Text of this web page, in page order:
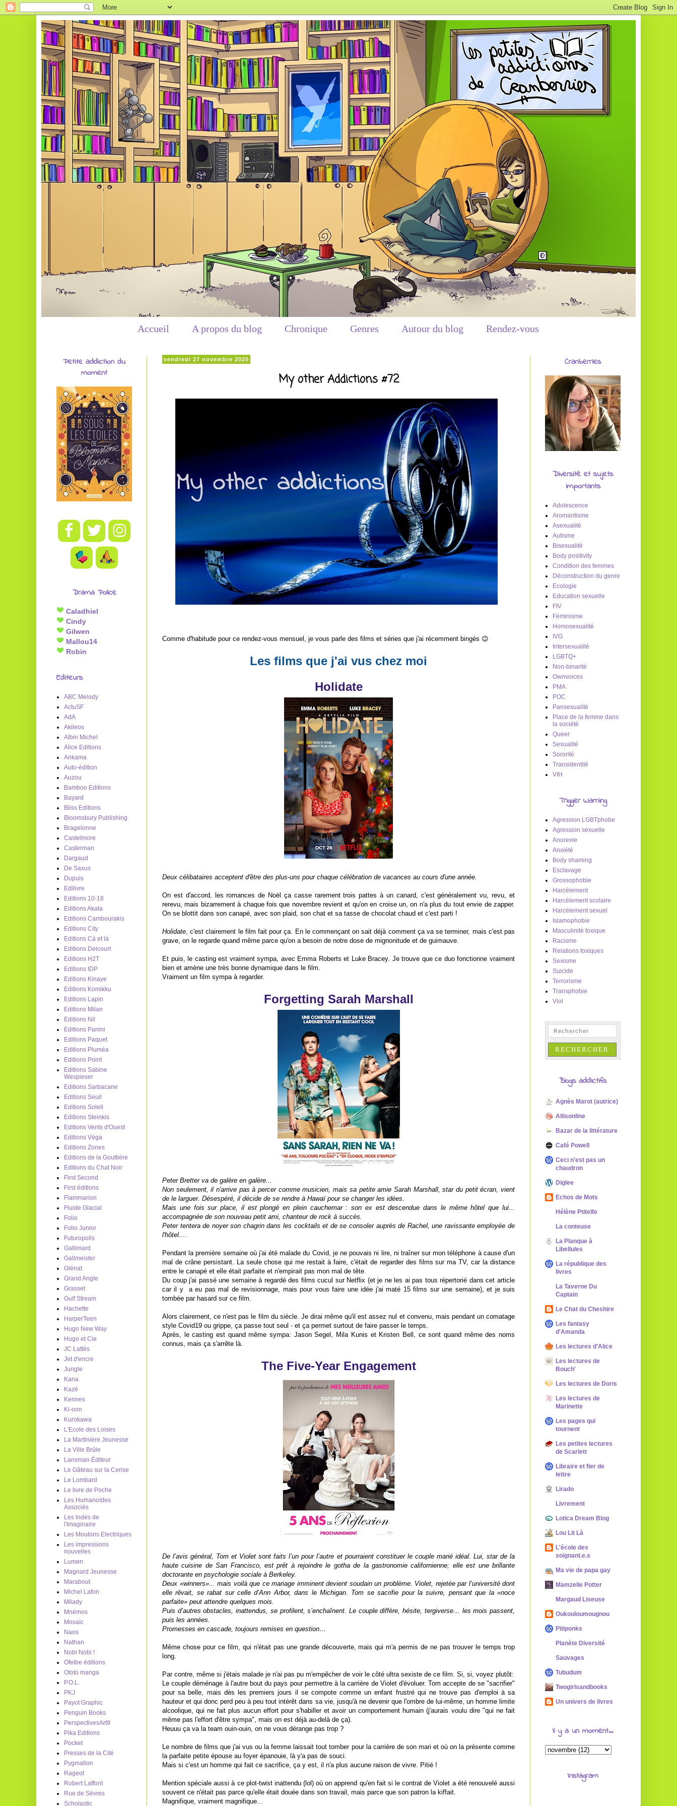
Accueil A propos du blog Chronique Genres Autour du blog Rendez-vous
vendredi 27 novembre 2020
My other Addictions #72
Comme d'habitude pour ce rendez-vous mensuel, je vous parle des films et séries que j'ai récemment bingés 😉
Les films que j'ai vus chez moi
Holidate
Deux célibataires acceptent d'être des plus-uns pour chaque célébration de vacances au cours d'une année.
On est d'accord, les romances de Noël ça casse rarement trois pattes à un canard, c'est généralement vu, revu, et
rerevu, mais bizarrement à chaque fois que novembre revient et qu'on en croise un, on n'a plus du tout envie de zapper.
On se blottit dans son canapé, avec son plaid, son chat et sa tasse de chocolat chaud et c'est parti !
Holidate , c'est clairement le film fait pour ça. En le commençant on sait déjà comment ça va se terminer, mais c'est pas
grave, on le regarde quand même parce qu'on a besoin de notre dose de mignonitude et de guimauve.
Et puis, le casting est vraiment sympa, avec Emma Roberts et Luke Bracey. Je trouve que ce duo fonctionne vraiment
bien et amène une très bonne dynamique dans le film.
Vraiment un film sympa à regarder.
Forgetting Sarah Marshall
Peter Bretter va de galère en galère...
Non seulement, il n'arrive pas à percer comme musicien, mais sa petite amie Sarah Marshall, star du petit écran, vient
de le larguer. Désespéré, il décide de se rendre à Hawaï pour se changer les idées.
Mais une fois sur place, il est plongé en plein cauchemar : son ex est descendue dans le même hôtel que lui...
accompagnée de son nouveau petit ami, chanteur de rock à succès.
Peter tentera de noyer son chagrin dans les cocktails et de se consoler auprès de Rachel, une ravissante employée de
l'hôtel....
Pendant la première semaine où j'ai été malade du Covid, je ne pouvais ni lire, ni traîner sur mon téléphone à cause d'un
mal de crâne persistant. La seule chose qui me restait à faire, c'était de regarder des films sur ma TV, car la distance
entre le canapé et elle était parfaite et n'empirait pas mon mal de tête.
Du coup j'ai passé une semaine à regardé des films cucul sur Netflix (et je ne les ai pas tous répertorié dans cet article
car il y a eu pas mal de revisionnage, mais pour vous faire une idée j'ai maté 15 films sur une semaine), et je suis
tombée par hasard sur ce film.
Alors clairement, ce n'est pas le film du siècle. Je dirai même qu'il est assez nul et convenu, mais pendant un comatage
style Covid19 ou grippe, ça passe tout seul - et ça permet surtout de faire passer le temps.
Après, le casting est quand même sympa: Jason Segel, Mila Kunis et Kristen Bell, ce sont quand même des noms
connus, mais ça s'arrête là.
The Five-Year Engagement
De l’avis général, Tom et Violet sont faits l’un pour l’autre et pourraient constituer le couple marié idéal. Lui, star de la
haute cuisine de San Francisco, est prêt à rejoindre le gotha de la gastronomie californienne; elle est une brillante
doctorante en psychologie sociale à Berkeley.
Deux «winners»... mais voilà que ce mariage imminent devient soudain un problème. Violet, rejetée par l’université dont
elle rêvait, se rabat sur celle d’Ann Arbor, dans le Michigan. Tom se sacrifie pour la suivre, pensant que la «noce
parfaite» peut attendre quelques mois.
Puis d’autres obstacles, inattendus, se profilent, s’enchaînent. Le couple diffère, hésite, tergiverse… les mois passent,
puis les années.
Promesses en cascade, toujours remises en question…
Même chose pour ce film, qui n'était pas une grande découverte, mais qui m'a permis de ne pas trouver le temps trop
long.
Par contre, même si j'étais malade je n'ai pas pu m'empêcher de voir le côté ultra sexiste de ce film. Si, si, voyez plutôt:
Le couple déménage à l'autre bout du pays pour permettre à la carrière de Violet d'évoluer. Tom accepte de se "sacrifier"
pour sa belle, mais dès les premiers jours il se compote comme un enfant frustré qui ne trouve pas d'emploi à sa
hauteur et qui donc perd peu à peu tout intérêt dans sa vie, jusqu'à ne devenir que l'ombre de lui-même, un homme limite
alcoolique, qui ne fait plus aucun effort pour s'habiller et avoir un comportement humain (j'aurais voulu dire "qui ne fait
même pas l'effort d'être sympa", mais on est déjà au-delà de ça).
Heuuu ça va la team ouin-ouin, on ne vous dérange pas trop ?
Le nombre de films que j'ai vus ou la femme laissait tout tomber pour la carrière de son mari et où on la présente comme
la parfaite petite épouse au foyer épanouie, là y'a pas de souci.
Mais si c'est un homme qui fait ce sacrifice, ça y est, il n'a plus aucune raison de vivre. Pitié !
Mention spéciale aussi à ce plot-twist inattendu (lol) où on apprend qu'en fait si le contrat de Violet a été renouvelé aussi
souvent ce n'était pas parce qu'elle était douée dans son travail, mais parce que son patron la kiffait.
Magnifique, vraiment magnifique...
Petite addiction du
moment
Drama Police
Caladhiel
Cindy
Gilwen
Mallou14
Robin
Editeurs
ABC Melody
ActuSF
AdA
Akileos
Albin Michel
Alice Editions
Ankama
Auto-édition
Auzou
Bamboo Editions
Bayard
Bliss Editions
Bloomsbury Publishing
Bragelonne
Castelmore
Casterman
Dargaud
De Saxus
Dupuis
Edilivre
Editions 10-18
Editions Akata
Editions Cambourakis
Editions City
Editions Cà et là
Editions Delcourt
Editions H2T
Editions IDP
Editions Kinaye
Editions Komikku
Editions Lapin
Editions Milan
Editions Nil
Editions Panini
Editions Paquet
Editions Pluméa
Editions Point
Editions Sabine
Wespieser
Editions Sarbacane
Editions Seuil
Editions Soleil
Editions Steinkis
Editions Vents d'Ouest
Editions Véga
Editions Zones
Editions de la Gouttière
Editions du Chat Noir
First Second
First éditions
Flammarion
Fluide Glacial
Folio
Folio Junior
Futuropolis
Gallimard
Gallmeister
Glénat
Grand Angle
Grasset
Gulf Stream
Hachette
HarperTeen
Hugo New Way
Hugo et Cie
JC Lattès
Jet d'encre
Jungle
Kana
Kazé
Kennes
Ki-oon
Kurokawa
L'Ecole des Loisirs
La Martinière Jeunesse
La Ville Brûle
Lansman Éditeur
Le Gâteau sur la Cerise
Le Lombard
Le livre de Poche
Les Humanoïdes
Associés
Les Indés de
l'Imaginaire
Les Moutons Electriques
Les impressions
nouvelles
Lumen
Magnard Jeunesse
Marabout
Michel Lafon
Milady
Mnémos
Mosaïc
Naos
Nathan
Nobi Nobi !
Ofelbe éditions
Ototo manga
P.O.L.
PKJ
Payot Graphic
Penguin Books
PerspectivesArt9
Pika Editions
Pocket
Presses de la Cité
Pygmalion
Rageot
Robert Laffont
Rue de Sèvres
Scholastic
Cranberries
Diversité et sujets
importants
Adolescence
Aromantisme
Asexualité
Autisme
Bisexualité
Body positivity
Condition des femmes
Déconstruction du genre
Ecologie
Education sexuelle
FIV
Féminisme
Homosexualité
IVG
Intersexualité
LGBTQ+
Non-binarité
Ownvoices
PMA
POC
Pansexualité
Place de la femme dans
la société
Queer
Sexualité
Sororité
Transidentité
VIH
Trigger Warning
Agression LGBTphobe
Agression sexuelle
Anorexie
Anxiété
Body shaming
Esclavage
Grossophobie
Harcèlement
Harcèlement scolaire
Harcèlement sexuel
Islamophobie
Masculinité toxique
Racisme
Relations toxiques
Sexisme
Suicide
Terrorisme
Transphobie
Viol
Blogs addictifs
Agnès Marot (autrice)
Allisonline
Bazar de la littérature
Café Powell
Ceci n'est pas un
chaudron
Diglee
Echos de Mots
Hélène Ptitelfe
La conteuse
La Planque à
Libellules
La république des
livres
La Taverne Du
Captain
Le Chat du Cheshire
Les fantasy
d'Amanda
Les lectures d'Alice
Les lectures de
Bouch'
Les lectures de Doris
Les lectures de
Marinette
Les pages qui
tournent
Les petites lectures
de Scarlett
Libraire et fier de
lettre
Lirado
Livrement
Lotica Dream Blog
Lou Lit Là
L'école des
soignant.e.s
Ma vie de papa gay
Mamzelle Potter
Margaud Liseuse
Oukouloumougnou
Pitiponks
Planète Diversité
Sauvages
Tubudum
Twogirlsandbooks
Un univers de livres
Il y a un moment...
Instagram